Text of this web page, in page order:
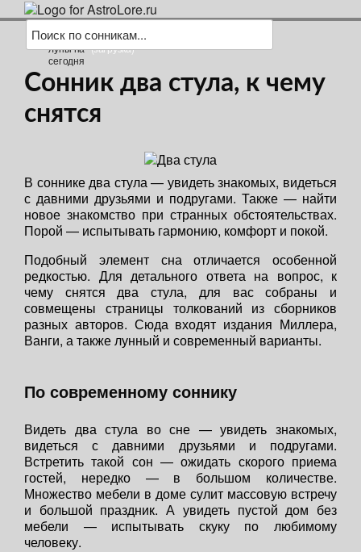
(загрузка)
Сонник два стула, к чему
снятся
В соннике два стула — увидеть знакомых, видеться
с давними друзьями и подругами. Также — найти
новое знакомство при странных обстоятельствах.
Порой — испытывать гармонию, комфорт и покой.
Подобный элемент сна отличается особенной
редкостью. Для детального ответа на вопрос, к
чему снятся два стула, для вас собраны и
совмещены страницы толкований из сборников
разных авторов. Сюда входят издания Миллера,
Ванги, а также лунный и современный варианты.
По современному соннику
Видеть два стула во сне — увидеть знакомых,
видеться с давними друзьями и подругами.
Встретить такой сон — ожидать скорого приема
гостей, нередко — в большом количестве.
Множество мебели в доме сулит массовую встречу
и большой праздник. А увидеть пустой дом без
мебели — испытывать скуку по любимому
человеку.